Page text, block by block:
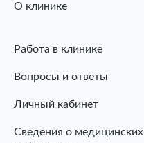
О клинике
Работа в клинике
Вопросы и ответы
Личный кабинет
Сведения о медицинских